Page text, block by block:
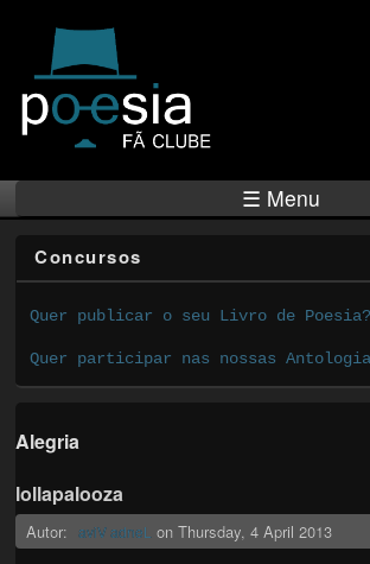
☰ Menu
Concursos
Quer publicar o seu Livro de Poesia?
Quer participar nas nossas
Alegria
lollapalooza
Autor: aviV adneL onThursday, 4 April 2013